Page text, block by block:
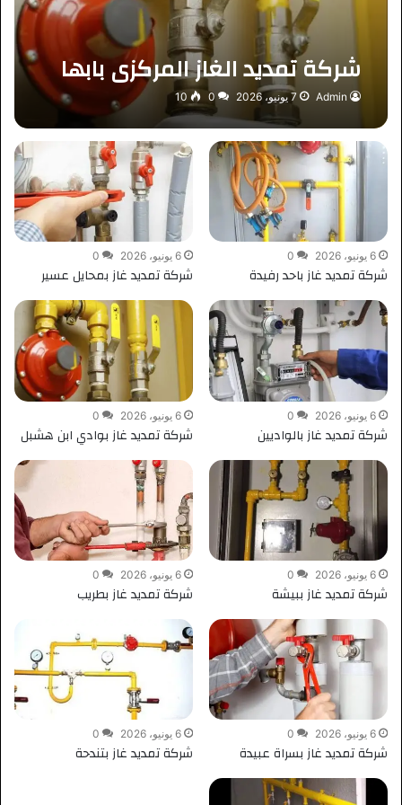
شركة تمديد الغاز المركزي بابها
Admin 7 يونيو، 2026 0
10
6 يونيو، 2026 0
شركة تمديد غاز باحد رفيدة
6 يونيو، 2026 0
شركة تمديد غاز بمحايل عسير
6 يونيو، 2026 0
شركة تمديد غاز بالواديين
6 يونيو، 2026 0
شركة تمديد غاز بوادي ابن هشبل
6 يونيو، 2026 0
شركة تمديد غاز ببيشة
6 يونيو، 2026 0
شركة تمديد غاز بطريب
6 يونيو، 2026 0
شركة تمديد غاز بسراة عبيدة
6 يونيو، 2026 0
شركة تمديد غاز بتندحة